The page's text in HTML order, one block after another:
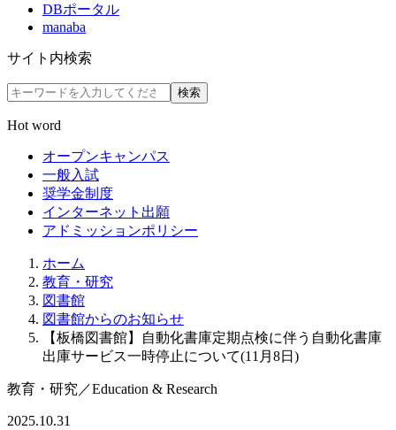
DBポータル
manaba
サイト内検索
検索
Hot word
オープンキャンパス
一般入試
奨学金制度
インターネット出願
アドミッションポリシー
ホーム
教育・研究
図書館
図書館からのお知らせ
【板橋図書館】自動化書庫定期点検に伴う自動化書庫
出庫サービス一時停止について(11月8日)
教育・研究 ／Education & Research
2025.10.31